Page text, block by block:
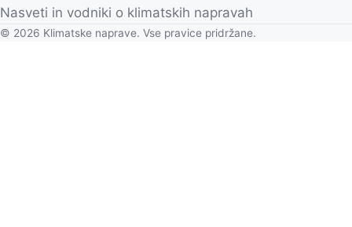
Nasveti in vodniki o klimatskih napravah
© 2026 Klimatske naprave. Vse pravice pridržane.